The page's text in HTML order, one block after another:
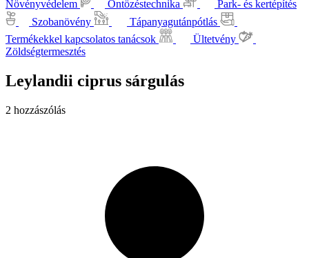
Növényvédelem
Öntözéstechnika
Park- és kertépítés
Szobanövény
Tápanyagutánpótlás
Termékekkel kapcsolatos tanácsok
Ültetvény
Zöldségtermesztés
Leylandii ciprus sárgulás
2 hozzászólás